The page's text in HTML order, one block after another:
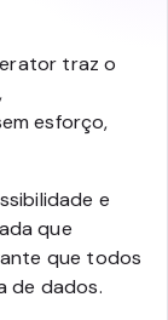
traz o
esforço,
e
que
que todos
de dados.